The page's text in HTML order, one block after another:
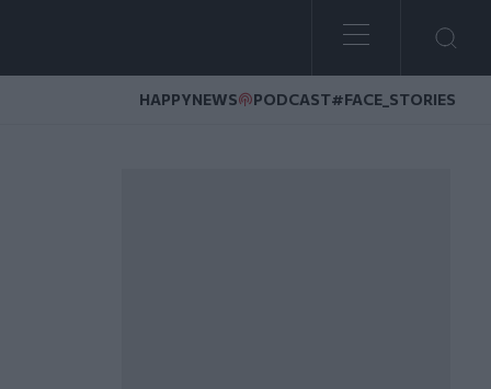
HAPPYNEWS PODCAST#FACE_STORIES